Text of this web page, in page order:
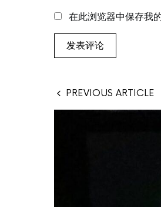
在此浏览器中保存我
PREVIOUS ARTICLE